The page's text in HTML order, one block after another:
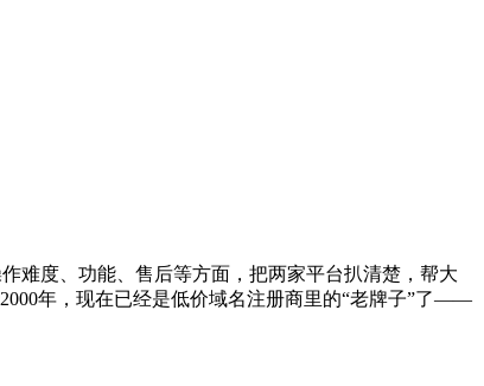
难度、功能、售后等方面，把两家平台扒清楚，帮大
2000年，现在已经是低价域名注册商里的“老牌子”了——